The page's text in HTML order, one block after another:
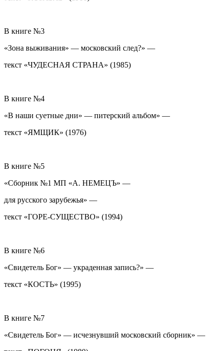
В книге №3
«Зона выживания» — московский след?» —
текст «ЧУДЕСНАЯ СТРАНА» (1985)
В книге №4
«В наши суетные дни» — питерский альбом» —
текст «ЯМЩИК» (1976)
В книге №5
«Сборник №1 МП «А. НЕМЕЦЪ» —
для русского зарубежья» —
текст «ГОРЕ-СУЩЕСТВО» (1994)
В книге №6
«Свидетель Бог» — украденная запись?» —
текст «КОСТЬ» (1995)
В книге №7
«Свидетель Бог» — исчезнувший московский сборник» —